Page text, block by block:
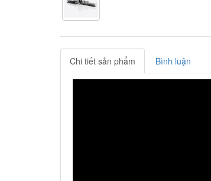
Chi tiết sản phẩm Bình luận